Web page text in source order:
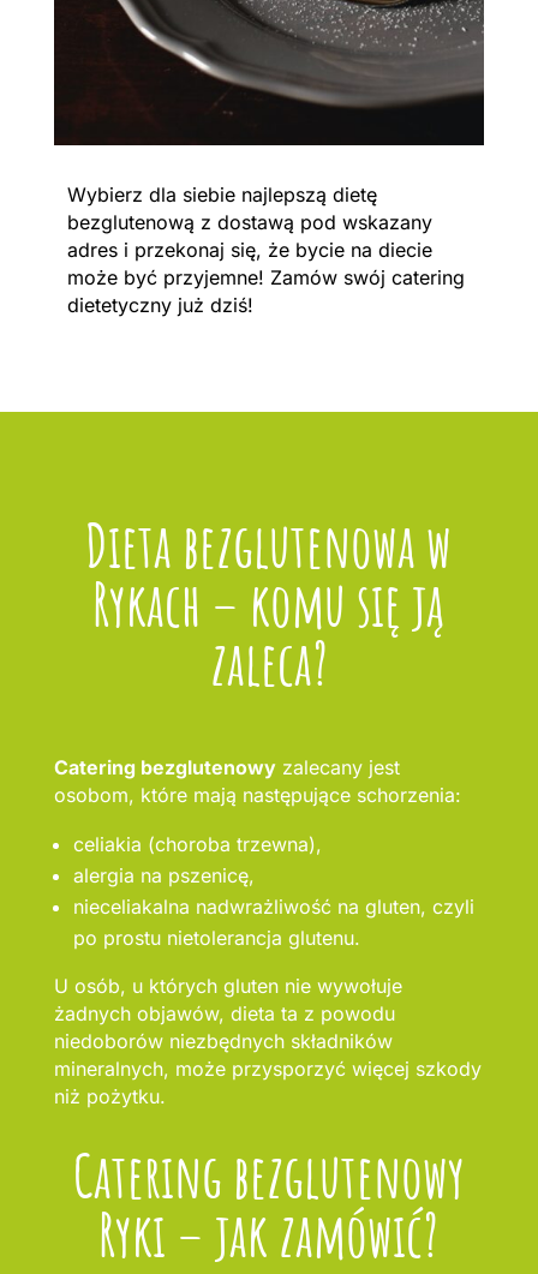
Wybierz dla siebie najlepszą dietę
bezglutenową z dostawą pod wskazany
adres i przekonaj się, że bycie na diecie
może być przyjemne! Zamów swój catering
dietetyczny już dziś!
Dieta bezglutenowa w
Rykach – komu się ją
zaleca?
Catering bezglutenowyzalecany jest
osobom, które mają następujące schorzenia:
celiakia (choroba trzewna),
alergia na pszenicę,
nieceliakalna nadwrażliwość na gluten, czyli
po prostu nietolerancja glutenu.
U osób, u których gluten nie wywołuje
żadnych objawów, dieta ta z powodu
niedoborów niezbędnych składników
mineralnych, może przysporzyć więcej szkody
niż pożytku.
Catering bezglutenowy
Ryki – jak zamówić?